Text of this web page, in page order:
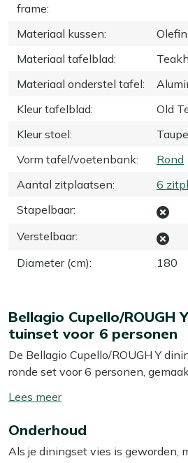
frame:
Materiaal kussen:
Olefin
Materiaal tafelblad:
Materiaal onderstel tafel:
Kleur tafelblad:
Old
Kleur stoel:
Vorm tafel/voetenbank:
Rond
Aantal zitplaatsen:
6
Stapelbaar:
Verstelbaar:
Diameter (cm): 180
Bellagio Cupello/ROUGH
tuinset voor 6 personen
De Bellagio Cupello/ROUGH Y
ronde set voor 6 personen,
teakhouten tafel en aluminium
kunt laten staan. De ronde tafel
iedereen elkaar goed kan
Toon/verberg
meer
Onderhoud
Als je diningset vies is geworden,